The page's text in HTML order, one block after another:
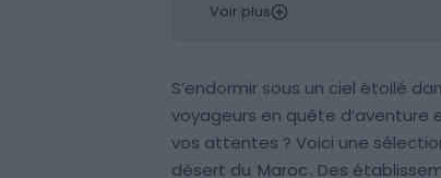
Voir plus
S’endormir sous un ciel étoilé
voyageurs en quête d’aventure
vos attentes ? Voici une
désert du Maroc. Des